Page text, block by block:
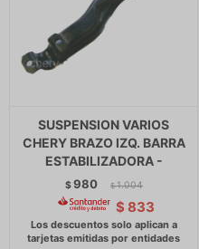
SUSPENSION VARIOS
CHERY BRAZO IZQ. BARRA
ESTABILIZADORA -
$980 $ 1.004
$ 833